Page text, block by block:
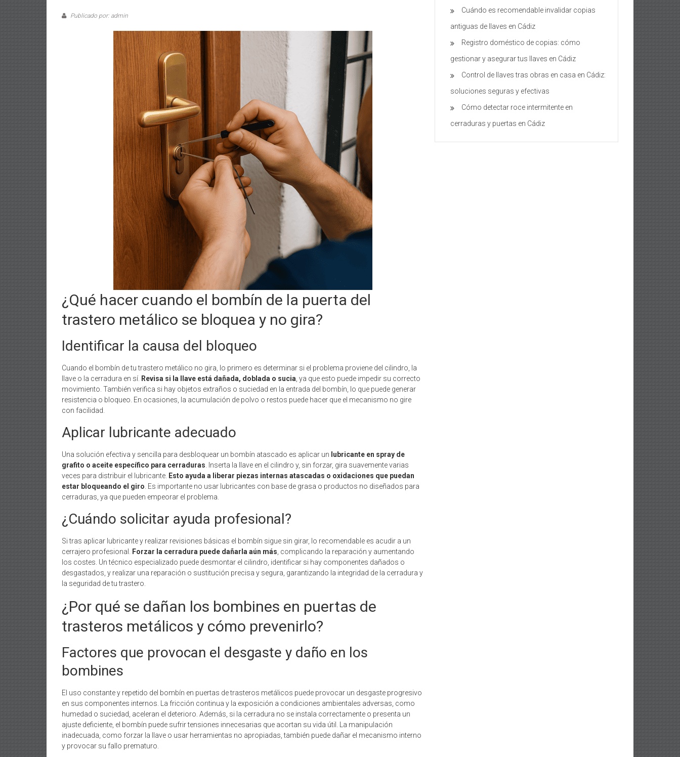
Publicado por: admin
¿Qué hacer cuando el bombín de la puerta del
trastero metálico se bloquea y no gira?
Identificar la causa del bloqueo
Cuando el bombín de tu trastero metálico no gira, lo primero es determinar si el problema proviene del cilindro, la
llave o la cerradura en sí. Revisa si la llave está dañada, doblada o sucia , ya que esto puede impedir su correcto
movimiento. También verifica si hay objetos extraños o suciedad en la entrada del bombín, lo que puede generar
resistencia o bloqueo. En ocasiones, la acumulación de polvo o restos puede hacer que el mecanismo no gire
con facilidad.
Aplicar lubricante adecuado
Una solución efectiva y sencilla para desbloquear un bombín atascado es aplicar un lubricante en spray de
grafito o aceite específico para cerraduras . Inserta la llave en el cilindro y, sin forzar, gira suavemente varias
veces para distribuir el lubricante. Esto ayuda a liberar piezas internas atascadas o oxidaciones que puedan
estar bloqueando el giro . Es importante no usar lubricantes con base de grasa o productos no diseñados para
cerraduras, ya que pueden empeorar el problema.
¿Cuándo solicitar ayuda profesional?
Si tras aplicar lubricante y realizar revisiones básicas el bombín sigue sin girar, lo recomendable es acudir a un
cerrajero profesional.
Forzar la cerradura puede dañarla aún más , complicando la reparación y aumentando
los costes. Un técnico especializado puede desmontar el cilindro, identificar si hay componentes dañados o
desgastados, y realizar una reparación o sustitución precisa y segura, garantizando la integridad de la cerradura y
la seguridad de tu trastero.
¿Por qué se dañan los bombines en puertas de
trasteros metálicos y cómo prevenirlo?
Factores que provocan el desgaste y daño en los
bombines
El uso constante y repetido del bombín en puertas de trasteros metálicos puede provocar un desgaste progresivo
en sus componentes internos. La fricción continua y la exposición a condiciones ambientales adversas, como
humedad o suciedad, aceleran el deterioro. Además, si la cerradura no se instala correctamente o presenta un
ajuste deficiente, el bombín puede sufrir tensiones innecesarias que acortan su vida útil. La manipulación
inadecuada, como forzar la llave o usar herramientas no apropiadas, también puede dañar el mecanismo interno
y provocar su fallo prematuro.
Cuándo es recomendable invalidar copias
antiguas de llaves en Cádiz
Registro doméstico de copias: cómo
gestionar y asegurar tus llaves en Cádiz
Control de llaves tras obras en casa en Cádiz:
soluciones seguras y efectivas
Cómo detectar roce intermitente en
cerraduras y puertas en Cádiz